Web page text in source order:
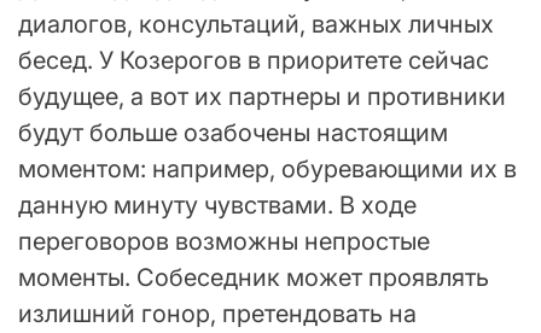
диалогов, консультаций, важных личных
бесед. У Козерогов в приоритете сейчас
будущее, а вот их партнеры и противники
будут больше озабочены настоящим
моментом: например, обуревающими их в
данную минуту чувствами. В ходе
переговоров возможны непростые
моменты. Собеседник может проявлять
излишний гонор, претендовать на